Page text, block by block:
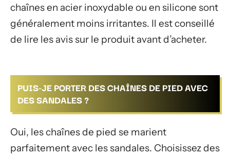
chaînes en acier inoxydable ou en silicone sont
généralement moins irritantes. Il est conseillé
de lire les avis sur le produit avant d’acheter.
PUIS-JE PORTER DES CHAÎNES DE PIED AVEC
DES SANDALES ?
Oui, les chaînes de pied se marient
parfaitement avec les sandales. Choisissez des